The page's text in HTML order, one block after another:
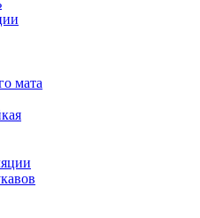
мата